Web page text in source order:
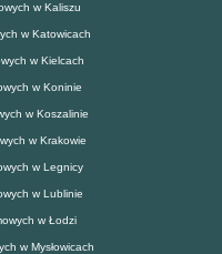
w Kaliszu
w Katowicach
w Kielcach
w Koninie
w Koszalinie
w Krakowie
w Legnicy
w Lublinie
w Łodzi
w Mysłowicach